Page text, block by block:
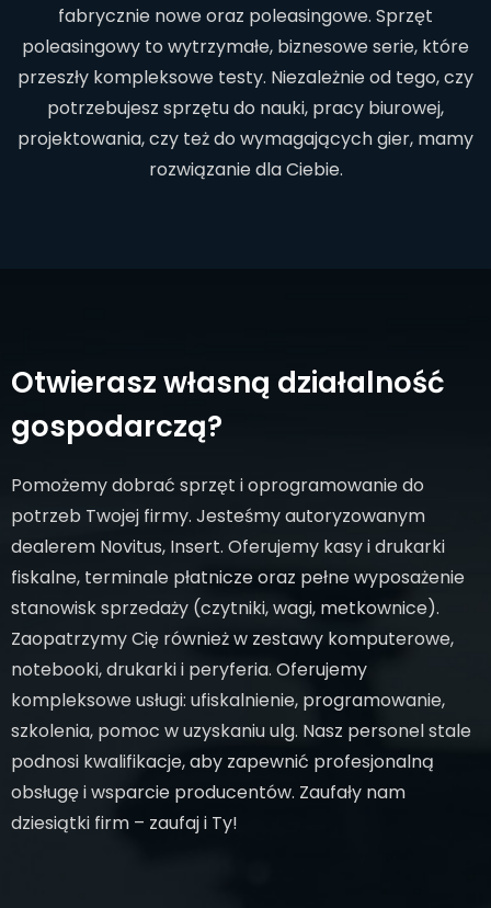
fabrycznie nowe oraz poleasingowe. Sprzęt
poleasingowy to wytrzymałe, biznesowe serie, które
przeszły kompleksowe testy. Niezależnie od tego, czy
potrzebujesz sprzętu do nauki, pracy biurowej,
projektowania, czy też do wymagających gier, mamy
rozwiązanie dla Ciebie.
Otwierasz własną działalność
gospodarczą?
Pomożemy dobrać sprzęt i oprogramowanie do
potrzeb Twojej firmy. Jesteśmy autoryzowanym
dealerem Novitus, Insert. Oferujemy kasy i drukarki
fiskalne, terminale płatnicze oraz pełne wyposażenie
stanowisk sprzedaży (czytniki, wagi, metkownice).
Zaopatrzymy Cię również w zestawy komputerowe,
notebooki, drukarki i peryferia. Oferujemy
kompleksowe usługi: ufiskalnienie, programowanie,
szkolenia, pomoc w uzyskaniu ulg. Nasz personel stale
podnosi kwalifikacje, aby zapewnić profesjonalną
obsługę i wsparcie producentów. Zaufały nam
dziesiątki firm – zaufaj i Ty!